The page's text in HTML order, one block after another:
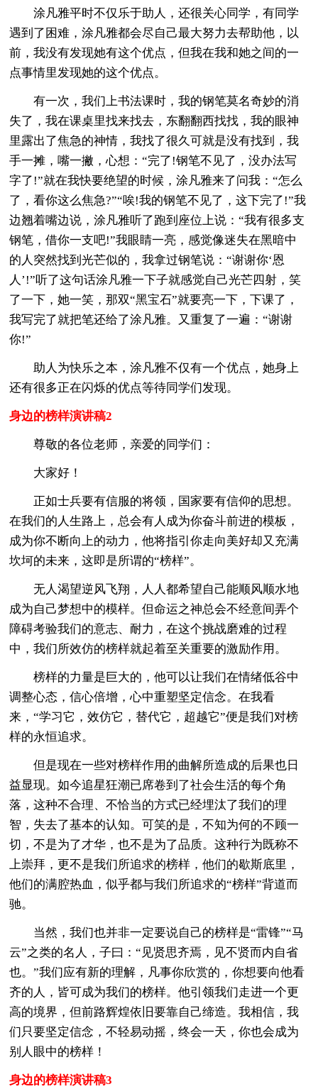
涂凡雅平时不仅乐于助人，还很关心同学，有同学
遇到了困难，涂凡雅都会尽自己最大努力去帮助他，以
前，我没有发现她有这个优点，但我在我和她之间的一
点事情里发现她的这个优点。
有一次，我们上书法课时，我的钢笔莫名奇妙的消
失了，我在课桌里找来找去，东翻翻西找找，我的眼神
里露出了焦急的神情，我找了很久可就是没有找到，我
手一摊，嘴一撇，心想：“完了!钢笔不见了，没办法写
字了!”就在我快要绝望的时候，涂凡雅来了问我：“怎么
了，看你这么焦急?”“唉!我的钢笔不见了，这下完了!”我
边翘着嘴边说，涂凡雅听了跑到座位上说：“我有很多支
钢笔，借你一支吧!”我眼睛一亮，感觉像迷失在黑暗中
的人突然找到光芒似的，我拿过钢笔说：“谢谢你‘恩
人’!”听了这句话涂凡雅一下子就感觉自己光芒四射，笑
了一下，她一笑，那双“黑宝石”就要亮一下，下课了，
我写完了就把笔还给了涂凡雅。又重复了一遍：“谢谢
你!”
助人为快乐之本，涂凡雅不仅有一个优点，她身上
还有很多正在闪烁的优点等待同学们发现。
身边的榜样演讲稿2
尊敬的各位老师，亲爱的同学们：
大家好！
正如士兵要有信服的将领，国家要有信仰的思想。
在我们的人生路上，总会有人成为你奋斗前进的模板，
成为你不断向上的动力，他将指引你走向美好却又充满
坎坷的未来，这即是所谓的“榜样”。
无人渴望逆风飞翔，人人都希望自己能顺风顺水地
成为自己梦想中的模样。但命运之神总会不经意间弄个
障碍考验我们的意志、耐力，在这个挑战磨难的过程
中，我们所效仿的榜样就起着至关重要的激励作用。
榜样的力量是巨大的，他可以让我们在情绪低谷中
调整心态，信心倍增，心中重塑坚定信念。在我看
来，“学习它，效仿它，替代它，超越它”便是我们对榜
样的永恒追求。
但是现在一些对榜样作用的曲解所造成的后果也日
益显现。如今追星狂潮已席卷到了社会生活的每个角
落，这种不合理、不恰当的方式已经埋汰了我们的理
智，失去了基本的认知。可笑的是，不知为何的不顾一
切，不是为了才华，也不是为了品质。这种行为既称不
上崇拜，更不是我们所追求的榜样，他们的歇斯底里，
他们的满腔热血，似乎都与我们所追求的“榜样”背道而
驰。
当然，我们也并非一定要说自己的榜样是“雷锋”“马
云”之类的名人，子曰：“见贤思齐焉，见不贤而内自省
也。”我们应有新的理解，凡事你欣赏的，你想要向他看
齐的人，皆可成为我们的榜样。他引领我们走进一个更
高的境界，但前路辉煌依旧要靠自己缔造。我相信，我
们只要坚定信念，不轻易动摇，终会一天，你也会成为
别人眼中的榜样！
身边的榜样演讲稿3